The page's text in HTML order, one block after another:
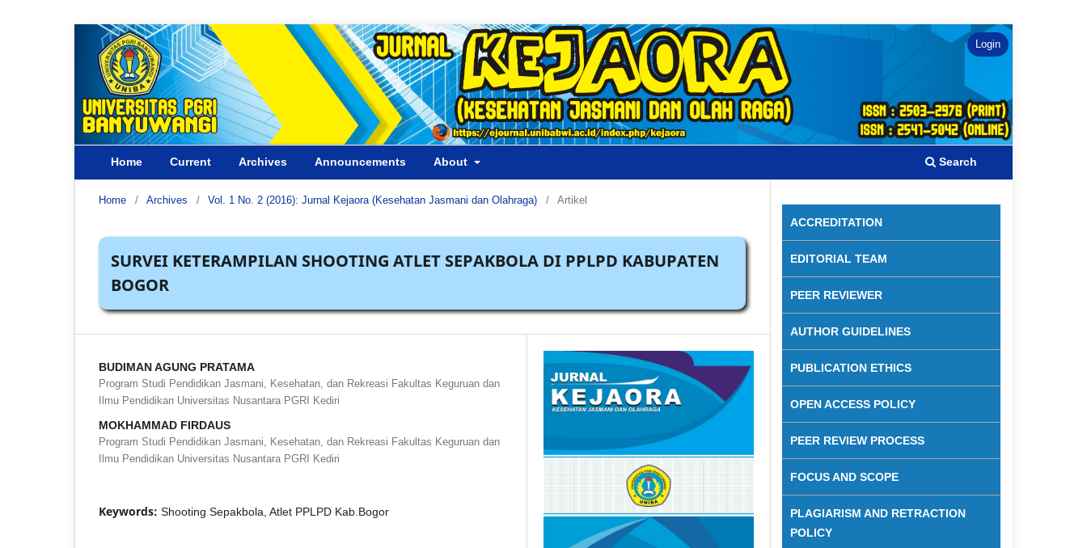
Home Current Archives Announcements About Search
Login
Home / Archives / Vol. 1 No. 2 (2016): Jurnal Kejaora (Kesehatan Jasmani dan Olahraga) / Artikel
SURVEI KETERAMPILAN SHOOTING ATLET SEPAKBOLA DI PPLPD KABUPATEN
BOGOR
BUDIMAN AGUNG PRATAMA
Program Studi Pendidikan Jasmani, Kesehatan, dan Rekreasi Fakultas Keguruan dan
Ilmu Pendidikan Universitas Nusantara PGRI Kediri
MOKHAMMAD FIRDAUS
Program Studi Pendidikan Jasmani, Kesehatan, dan Rekreasi Fakultas Keguruan dan
Ilmu Pendidikan Universitas Nusantara PGRI Kediri
Keywords: Shooting Sepakbola, Atlet PPLPD Kab.Bogor
ACCREDITATION
EDITORIAL TEAM
PEER REVIEWER
AUTHOR GUIDELINES
PUBLICATION ETHICS
OPEN ACCESS POLICY
PEER REVIEW PROCESS
FOCUS AND SCOPE
PLAGIARISM AND RETRACTION
POLICY